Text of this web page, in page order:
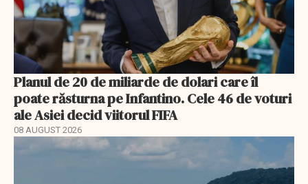
Planul de 20 de miliarde de dolari care îl
poate răsturna pe Infantino. Cele 46 de voturi
ale Asiei decid viitorul FIFA
08 AUGUST 2026